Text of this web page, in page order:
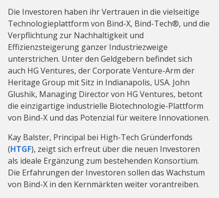
Die Investoren haben ihr Vertrauen in die vielseitige
Technologieplattform von Bind-X, Bind-Tech®, und die
Verpflichtung zur Nachhaltigkeit und
Effizienzsteigerung ganzer Industriezweige
unterstrichen. Unter den Geldgebern befindet sich
auch HG Ventures, der Corporate Venture-Arm der
Heritage Group mit Sitz in Indianapolis, USA. John
Glushik, Managing Director von HG Ventures, betont
die einzigartige industrielle Biotechnologie-Plattform
von Bind-X und das Potenzial für weitere Innovationen.
Kay Balster, Principal bei High-Tech Gründerfonds
(HTGF), zeigt sich erfreut über die neuen Investoren
als ideale Ergänzung zum bestehenden Konsortium.
Die Erfahrungen der Investoren sollen das Wachstum
von Bind-X in den Kernmärkten weiter vorantreiben.